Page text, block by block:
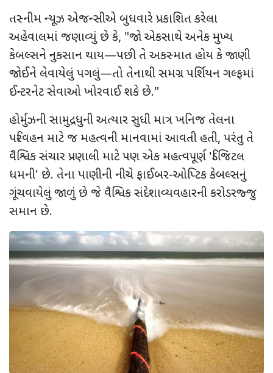
તસ્નીમ ન્યૂઝ એજન્સીએ બુધવારે પ્રકાશિત કરેલા
અહેવાલમાં જણાવ્યું છે કે, "જો એકસાથે અનેક મુખ્ય
કેબલ્સને નુકસાન થાય—પછી તે અકસ્માત હોય કે જાણી
જોઈને લેવાયેલું પગલું—તો તેનાથી સમગ્ર પર્શિયન ગલ્ફમાં
ઈન્ટરનેટ સેવાઓ ખોરવાઈ શકે છે."
હોર્મુઝની સામુદ્રધુની અત્યાર સુધી માત્ર ખનિજ તેલના
પરિવહન માટે જ મહત્વની માનવામાં આવતી હતી, પરંતુ તે
વૈશ્વિક સંચાર પ્રણાલી માટે પણ એક મહત્વપૂર્ણ 'ડિજિટલ
ધમની' છે. તેના પાણીની નીચે ફાઈબર-ઓપ્ટિક કેબલ્સનું
ગૂંચવાયેલું જાળું છે જે વૈશ્વિક સંદેશાવ્યવહારની કરોડરજ્જુ
સમાન છે.